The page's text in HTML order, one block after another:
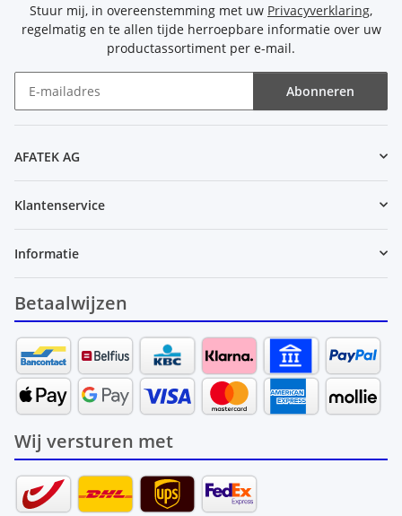
Stuur mij, in overeenstemming met uw Privacyverklaring,
regelmatig en te allen tijde herroepbare informatie over uw
productassortiment per e-mail.
Abonneren
AFATEK AG
Klantenservice
Informatie
Betaalwijzen
Wij versturen met